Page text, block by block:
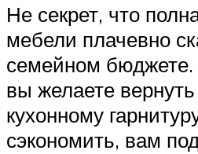
Не секрет, что
мебели плачевно
семейном бюджете.
вы желаете
кухонному
сэкономить, вам